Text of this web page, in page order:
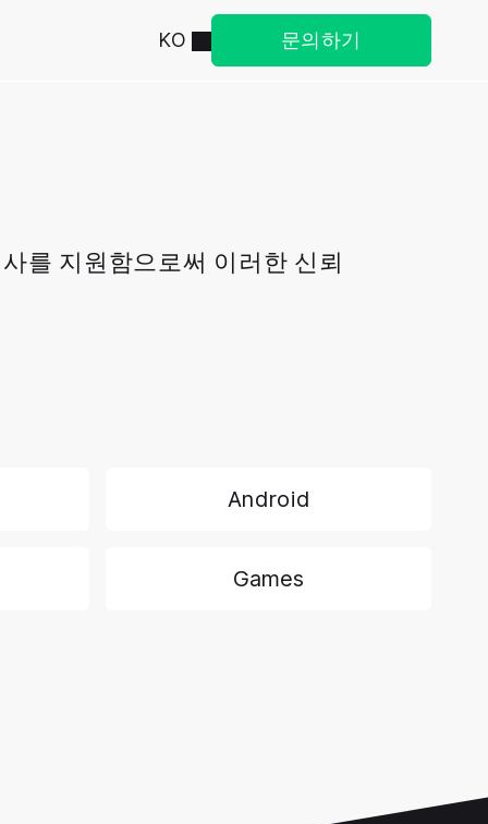
KO 문의하기
를 지원함으로써 이러한 신뢰
Android
Games